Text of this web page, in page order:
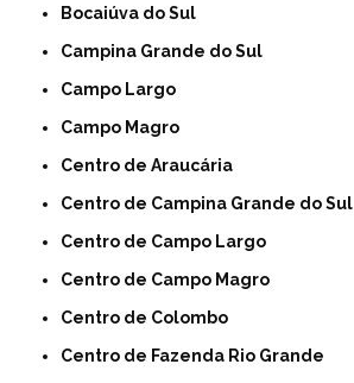
Bocaiúva do Sul
Campina Grande do Sul
Campo Largo
Campo Magro
Centro de Araucária
Centro de Campina Grande do Sul
Centro de Campo Largo
Centro de Campo Magro
Centro de Colombo
Centro de Fazenda Rio Grande